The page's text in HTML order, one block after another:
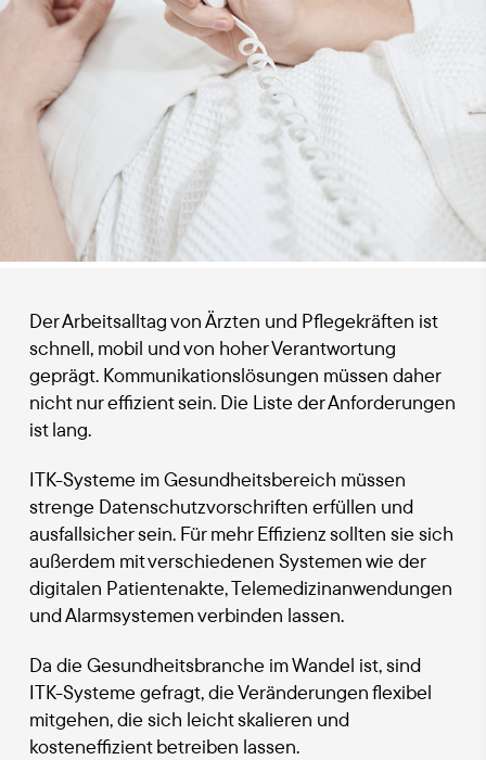
Der Arbeitsalltag von Ärzten und Pflegekräften ist
schnell, mobil und von hoher Verantwortung
geprägt. Kommunikationslösungen müssen daher
nicht nur effizient sein. Die Liste der Anforderungen
ist lang.
ITK-Systeme im Gesundheitsbereich müssen
strenge Datenschutzvorschriften erfüllen und
ausfallsicher sein. Für mehr Effizienz sollten sie sich
außerdem mit verschiedenen Systemen wie der
digitalen Patientenakte, Telemedizinanwendungen
und Alarmsystemen verbinden lassen.
Da die Gesundheitsbranche im Wandel ist, sind
ITK-Systeme gefragt, die Veränderungen flexibel
mitgehen, die sich leicht skalieren und
kosteneffizient betreiben lassen.